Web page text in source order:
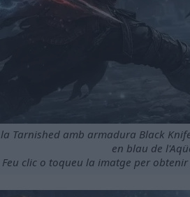
Tarnished amb armadura Black
en blau de
Feu clic o toqueu la imatge per